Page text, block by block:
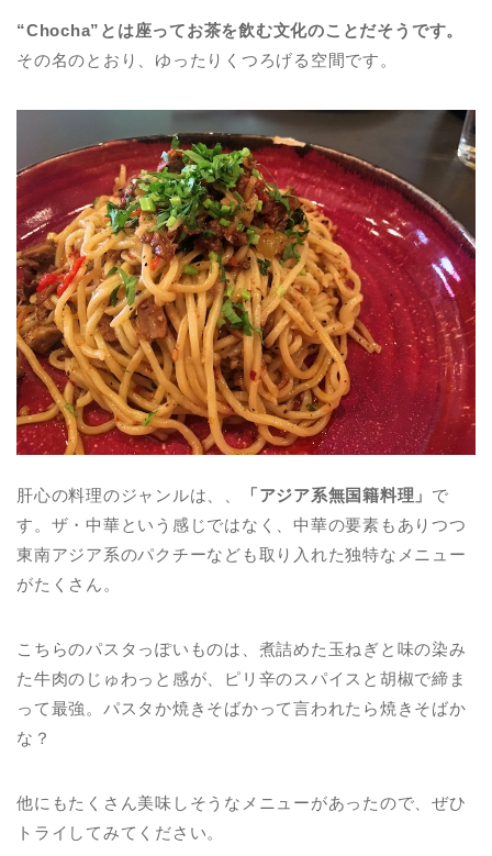
“Chocha”とは座ってお茶を飲む文化のことだそうです。
その名のとおり、ゆったりくつろげる空間です。
肝心の料理のジャンルは、、 「アジア系無国籍料理」 で
す。ザ・中華という感じではなく、中華の要素もありつつ
東南アジア系のパクチーなども取り入れた独特なメニュー
がたくさん。
こちらのパスタっぽいものは、煮詰めた玉ねぎと味の染み
た牛肉のじゅわっと感が、ピリ辛のスパイスと胡椒で締ま
って最強。パスタか焼きそばかって言われたら焼きそばか
な？
他にもたくさん美味しそうなメニューがあったので、ぜひ
トライしてみてください。